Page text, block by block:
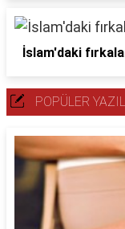
İslam'daki
POPÜLER